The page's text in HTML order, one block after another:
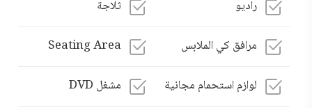
راديو
ثلاجة
مرافق كي الملابس
Seating Area
لوازم استحمام مجانية
مشغل DVD